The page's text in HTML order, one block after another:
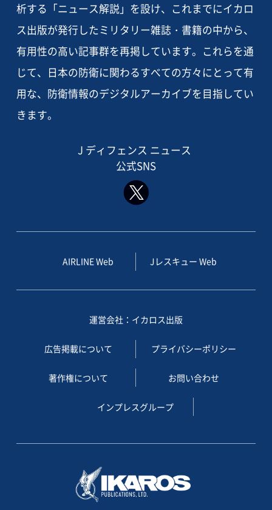
析する「ニュース解説」を設け、これまでにイカロ
ス出版が発行したミリタリー雑誌・書籍の中から、
有用性の高い記事群を再掲しています。これらを通
じて、日本の防衛に関わるすべての方々にとって有
用な、防衛情報のデジタルアーカイブを目指してい
きます。
J ディフェンス ニュース
公式SNS
AIRLINE Web Jレスキュー Web
運営会社：イカロス出版
広告掲載について プライバシーポリシー
著作権について お問い合わせ
インプレスグループ